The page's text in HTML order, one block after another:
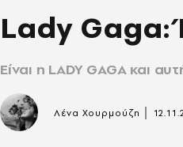
Lady Gaga:
Είναι η LADY GAGA και
Λένα Χουρμούζη